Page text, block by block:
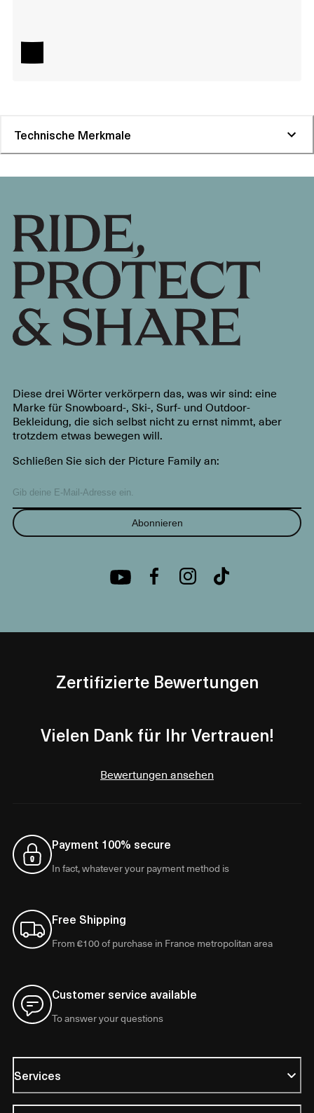
Technische Merkmale
Diese drei Wörter verkörpern das, was wir sind: eine
Marke für Snowboard-, Ski-, Surf- und Outdoor-
Bekleidung, die sich selbst nicht zu ernst nimmt, aber
trotzdem etwas bewegen will.
Schließen Sie sich der Picture Family an:
Abonnieren
Zertifizierte Bewertungen
Vielen Dank für Ihr Vertrauen!
Bewertungen ansehen
Payment 100% secure
In fact, whatever your payment method is
Free Shipping
From €100 of purchase in France metropolitan area
Customer service available
To answer your questions
Services